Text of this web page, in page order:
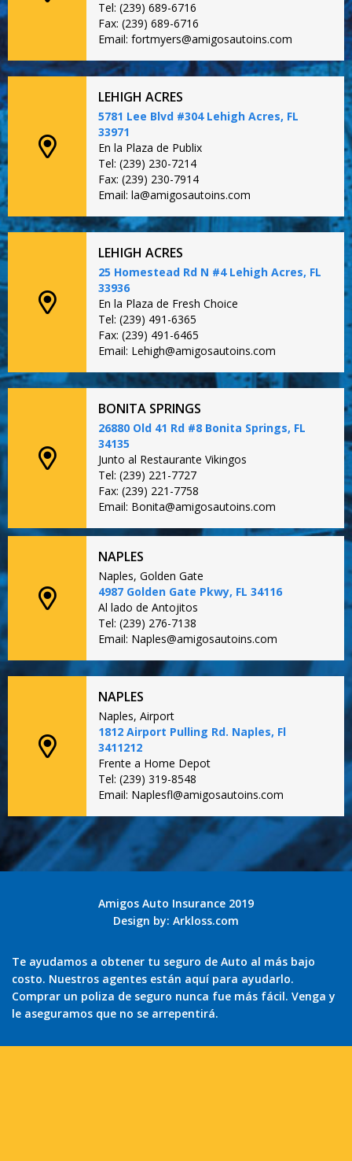
Tel: (239) 689-6716
Fax: (239) 689-6716
Email: fortmyers@amigosautoins.com
LEHIGH ACRES
5781 Lee Blvd #304 Lehigh Acres, FL
33971
En la Plaza de Publix
Tel: (239) 230-7214
Fax: (239) 230-7914
Email: la@amigosautoins.com
LEHIGH ACRES
25 Homestead Rd N #4 Lehigh Acres, FL
33936
En la Plaza de Fresh Choice
Tel: (239) 491-6365
Fax: (239) 491-6465
Email: Lehigh@amigosautoins.com
BONITA SPRINGS
26880 Old 41 Rd #8 Bonita Springs, FL
34135
Junto al Restaurante Vikingos
Tel: (239) 221-7727
Fax: (239) 221-7758
Email: Bonita@amigosautoins.com
NAPLES
Naples, Golden Gate
4987 Golden Gate Pkwy, FL 34116
Al lado de Antojitos
Tel: (239) 276-7138
Email: Naples@amigosautoins.com
NAPLES
Naples, Airport
1812 Airport Pulling Rd. Naples, Fl
3411212
Frente a Home Depot
Tel: (239) 319-8548
Email: Naplesfl@amigosautoins.com
Amigos Auto Insurance 2019
Design by: Arkloss.com
Te ayudamos a obtener tu seguro de Auto al más bajo
costo. Nuestros agentes están aquí para ayudarlo.
Comprar un poliza de seguro nunca fue más fácil. Venga y
le aseguramos que no se arrepentirá.